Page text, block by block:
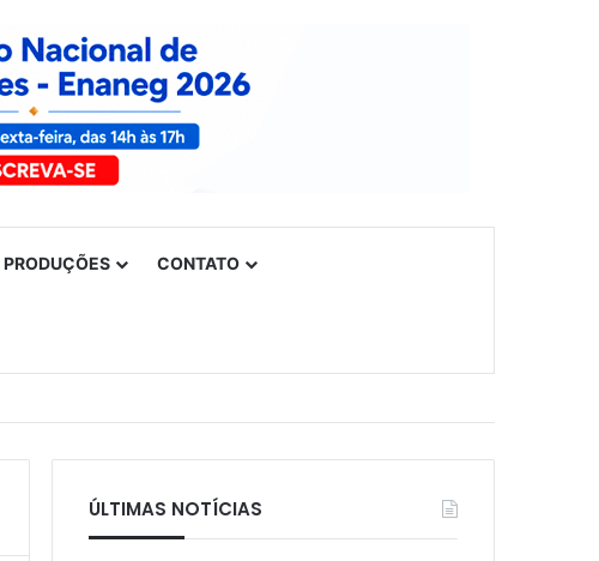
PRODUÇÕES CONTATO
ÚLTIMAS NOTÍCIAS